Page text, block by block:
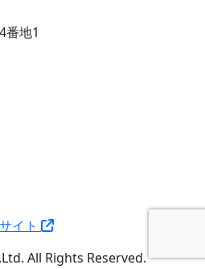
番地1
イト
All Rights Reserved.